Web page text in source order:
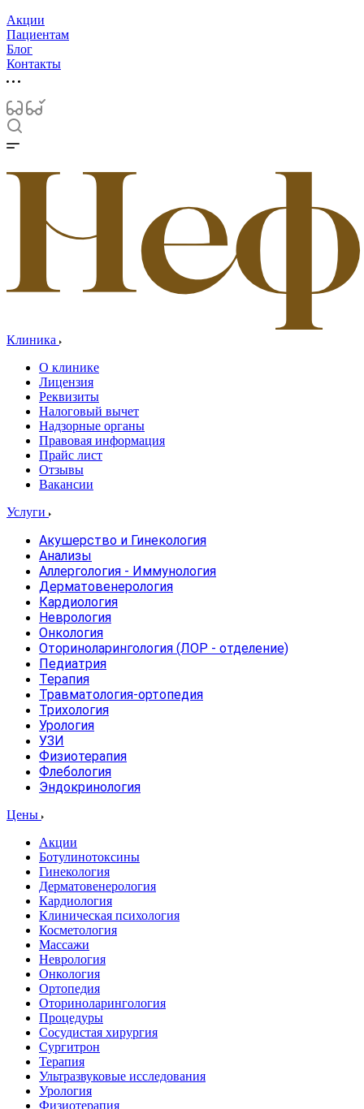
Акции
Пациентам
Блог
Контакты
Клиника
О клинике
Лицензия
Реквизиты
Налоговый вычет
Надзорные органы
Правовая информация
Прайс лист
Отзывы
Вакансии
Услуги
Акушерство и Гинекология
Анализы
Аллергология - Иммунология
Дерматовенерология
Кардиология
Неврология
Онкология
Оториноларингология (ЛОР - отделение)
Педиатрия
Терапия
Травматология-ортопедия
Трихология
Урология
УЗИ
Физиотерапия
Флебология
Эндокринология
Цены
Акции
Ботулинотоксины
Гинекология
Дерматовенерология
Кардиология
Клиническая психология
Косметология
Массажи
Неврология
Онкология
Ортопедия
Оториноларингология
Процедуры
Сосудистая хирургия
Сургитрон
Терапия
Ультразвуковые исследования
Урология
Физиотерапия